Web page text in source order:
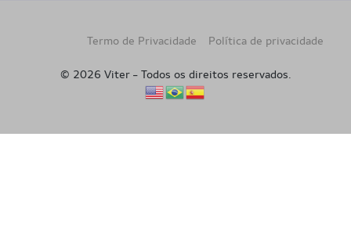
Política de privacidade
Termo de Privacidade
© 2026 Viter - Todos os direitos reservados.